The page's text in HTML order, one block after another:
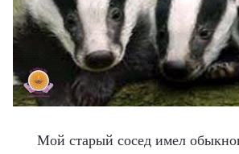
Мой старый сосед имел